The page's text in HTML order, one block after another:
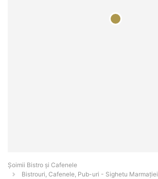
Șoimii Bistro și Cafenele
Bistrouri, Cafenele, Pub-uri - Sighetu Marmaţiei